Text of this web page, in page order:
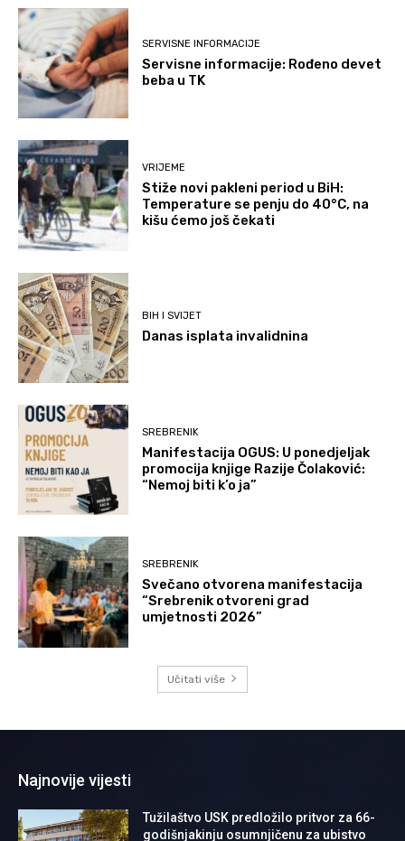
SERVISNE INFORMACIJE
Servisne informacije: Rođeno devet
beba u TK
VRIJEME
Stiže novi pakleni period u BiH:
Temperature se penju do 40°C, na
kišu ćemo još čekati
BIH I SVIJET
Danas isplata invalidnina
SREBRENIK
Manifestacija OGUS: U ponedjeljak
promocija knjige Razije Čolaković:
“Nemoj biti k’o ja”
SREBRENIK
Svečano otvorena manifestacija
“Srebrenik otvoreni grad
umjetnosti 2026”
Učitati više
Najnovije vijesti
Tužilaštvo USK predložilo pritvor za 66-
godišnjakinju osumnjičenu za ubistvo